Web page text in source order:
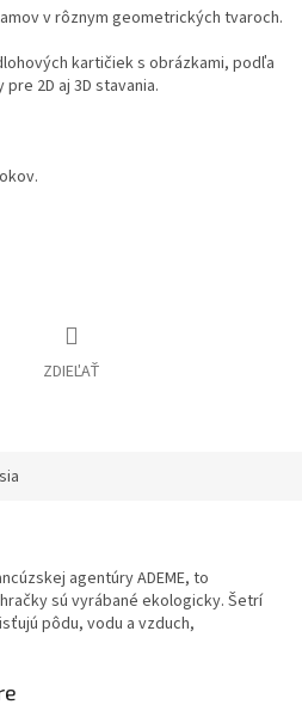
v rôznym geometrických tvaroch.
kartičiek s obrázkami, podľa
2D aj 3D stavania.
ZDIEĽAŤ
agentúry ADEME, to
sú vyrábané ekologicky. Šetrí
pôdu, vodu a vzduch,